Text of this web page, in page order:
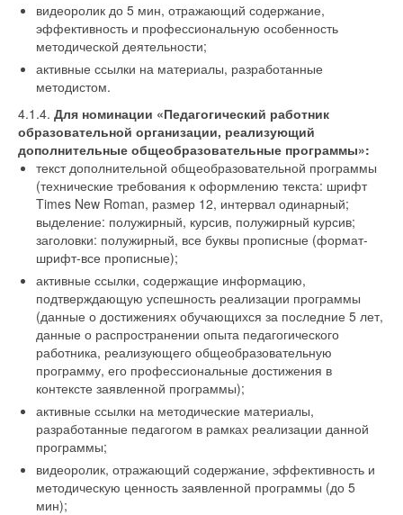
видеоролик до 5 мин, отражающий содержание,
эффективность и профессиональную особенность
методической деятельности;
активные ссылки на материалы, разработанные
методистом.
4.1.4. Для номинации «Педагогический работник
образовательной организации, реализующий
дополнительные общеобразовательные программы»:
текст дополнительной общеобразовательной программы
(технические требования к оформлению текста: шрифт
Times New Roman, размер 12, интервал одинарный;
выделение: полужирный, курсив, полужирный курсив;
заголовки: полужирный, все буквы прописные (формат-
шрифт-все прописные);
активные ссылки, содержащие информацию,
подтверждающую успешность реализации программы
(данные о достижениях обучающихся за последние 5 лет,
данные о распространении опыта педагогического
работника, реализующего общеобразовательную
программу, его профессиональные достижения в
контексте заявленной программы);
активные ссылки на методические материалы,
разработанные педагогом в рамках реализации данной
программы;
видеоролик, отражающий содержание, эффективность и
методическую ценность заявленной программы (до 5
мин);